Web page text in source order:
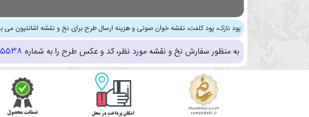
پود نازک، پود کلفت، نقشه خوان صوتی و هزینه ارسال طرح برای نخ و نقشه اشانتیون می
به منظور سفارش نخ و نقشه مورد نظر، کد و عکس طرح را به شماره